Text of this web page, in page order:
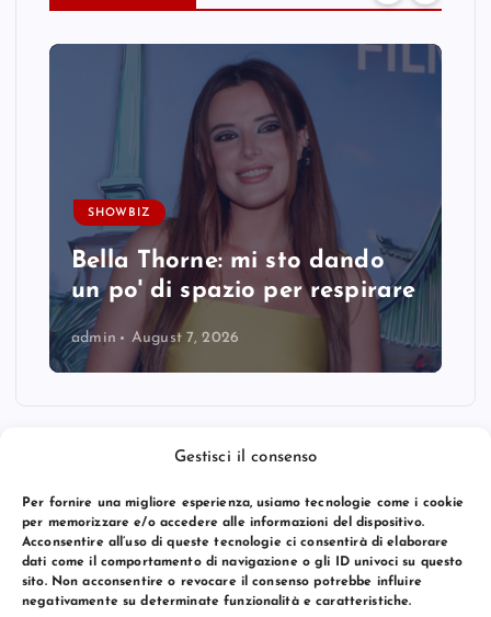
Gestisci il consenso
Per fornire una migliore esperienza, usiamo tecnologie come i cookie
per memorizzare e/o accedere alle informazioni del dispositivo.
Acconsentire all’uso di queste tecnologie ci consentirà di elaborare
dati come il comportamento di navigazione o gli ID univoci su questo
sito. Non acconsentire o revocare il consenso potrebbe influire
negativamente su determinate funzionalità e caratteristiche.
SHOWBIZ
Bella Thorne: mi sto dando
un po' di spazio per respirare
admin August 7, 2026